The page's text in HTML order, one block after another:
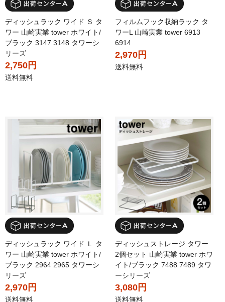
ディッシュラック ワイド Ｓ タ
ワー 山崎実業 tower ホワイト/
ブラック 3147 3148 タワーシ
リーズ
2,750円
送料無料
フィルムフック収納ラック タ
ワーL 山崎実業 tower 6913
6914
2,970円
送料無料
ディッシュラック ワイド Ｌ タ
ワー 山崎実業 tower ホワイト/
ブラック 2964 2965 タワーシ
リーズ
2,970円
送料無料
ディッシュストレージ タワー
2個セット 山崎実業 tower ホワ
イト/ブラック 7488 7489 タワ
ーシリーズ
3,080円
送料無料